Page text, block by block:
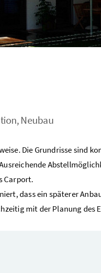
Neubau
Die Grundrisse sind
Carport.
dass ein späterer
mit der Planung des